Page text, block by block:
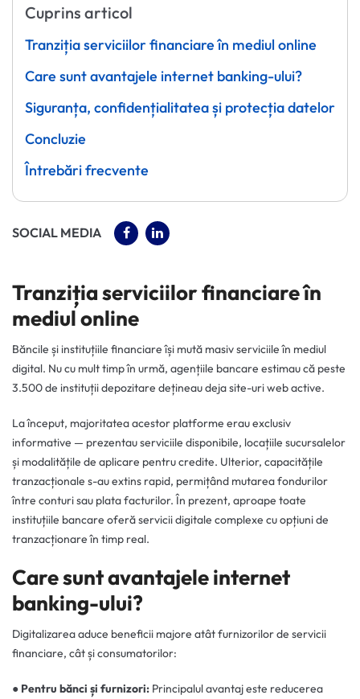
Cuprins articol
Tranziția serviciilor financiare în mediul online
Care sunt avantajele internet banking-ului?
Siguranța, confidențialitatea și protecția datelor
Concluzie
Întrebări frecvente
SOCIAL MEDIA (OPENS IN A NEW TAB)
(OPENS IN A NEW TAB)
Tranziția serviciilor financiare în
mediul online
Băncile și instituțiile financiare își mută masiv serviciile în mediul
digital. Nu cu mult timp în urmă, agențiile bancare estimau că peste
3.500 de instituții depozitare dețineau deja site-uri web active.
La început, majoritatea acestor platforme erau exclusiv
informative — prezentau serviciile disponibile, locațiile sucursalelor
și modalitățile de aplicare pentru credite. Ulterior, capacitățile
tranzacționale s-au extins rapid, permițând mutarea fondurilor
între conturi sau plata facturilor. În prezent, aproape toate
instituțiile bancare oferă servicii digitale complexe cu opțiuni de
tranzacționare în timp real.
Care sunt avantajele internet
banking-ului?
Digitalizarea aduce beneficii majore atât furnizorilor de servicii
financiare, cât și consumatorilor:
● Pentru bănci și furnizori: Principalul avantaj este reducerea